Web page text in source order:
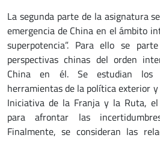
La segunda parte de la asignatura
emergencia de China en el ámbito
superpotencia”. Para ello se
perspectivas chinas del orden
China en él. Se estudian los
herramientas de la política exterior
Iniciativa de la Franja y la Ruta,
para afrontar las
Finalmente, se consideran las